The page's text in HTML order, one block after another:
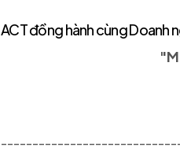
ACT đồng hành cùng Doanh